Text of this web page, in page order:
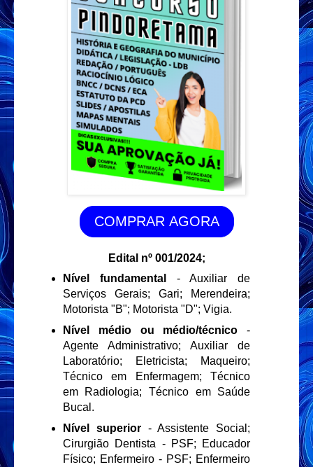
COMPRAR AGORA
Edital nº 001/2024;
Nível fundamental
- Auxiliar de
Serviços Gerais; Gari; Merendeira;
Motorista "B"; Motorista "D"; Vigia.
Nível médio ou médio/técnico -
Agente Administrativo; Auxiliar de
Laboratório; Eletricista; Maqueiro;
Técnico em Enfermagem; Técnico
em Radiologia; Técnico em Saúde
Bucal.
Nível superior - Assistente Social;
Cirurgião Dentista - PSF; Educador
Físico; Enfermeiro - PSF; Enfermeiro